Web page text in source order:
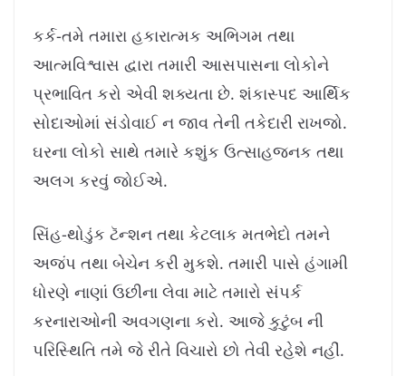
કર્ક-તમે તમારા હકારાત્મક અભિગમ તથા
આત્મવિશ્વાસ દ્વારા તમારી આસપાસના લોકોને
પ્રભાવિત કરો એવી શક્યતા છે. શંકાસ્પદ આર્થિક
સોદાઓમાં સંડોવાઈ ન જાવ તેની તકેદારી રાખજો.
ઘરના લોકો સાથે તમારે કશુંક ઉત્સાહજનક તથા
અલગ કરવું જોઈએ.
સિંહ-થોડુંક ટૅન્શન તથા કેટલાક મતભેદો તમને
અજંપ તથા બેચેન કરી મુકશે. તમારી પાસે હંગામી
ધોરણે નાણાં ઉછીના લેવા માટે તમારો સંપર્ક
કરનારાઓની અવગણના કરો. આજે કુટુંબ ની
પરિસ્થિતિ તમે જે રીતે વિચારો છો તેવી રહેશે નહીં.